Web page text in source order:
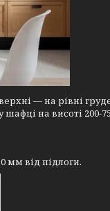
— на рівні
на висоті 200-
мм від підлоги.